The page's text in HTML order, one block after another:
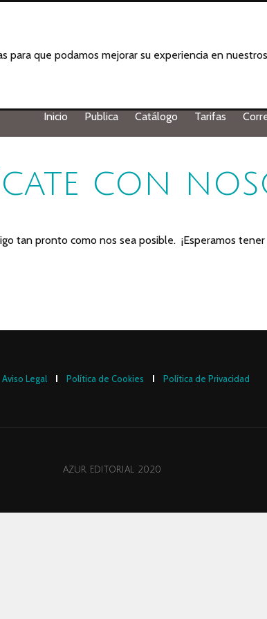
Inicio Publica Catálogo Tarifas
con
tan pronto como nos sea posible. ¡Esperamos tener
Aviso Legal Política de Cookies Política de Privacidad
AZUR EDITORIAL 2020
para que podamos mejorar su experiencia en